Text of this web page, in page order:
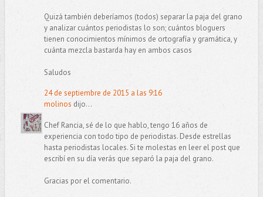
Quizá también deberíamos (todos) separar la paja del grano
y analizar cuántos periodistas lo son; cuántos bloguers
tienen conocimientos mínimos de ortografía y gramática, y
cuánta mezcla bastarda hay en ambos casos
Saludos
24 de septiembre de 2015 a las 9:16
molinos dijo...
Chef Rancia, sé de lo que hablo, tengo 16 años de
experiencia con todo tipo de periodistas. Desde estrellas
hasta periodistas locales. Si te molestas en leer el post que
escribí en su día verás que separó la paja del grano.
Gracias por el comentario.